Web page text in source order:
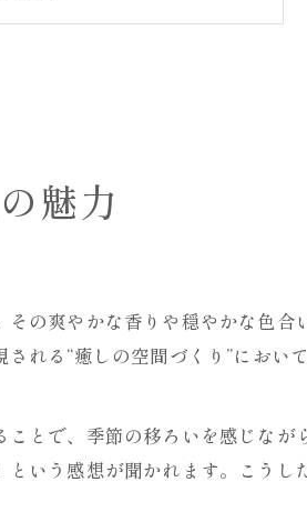
た特養の新しい価値観とは
レモングラスの魅力と特色
モングラスの視点とは何か
ラスの特別感
ラスならではの安心感
が家族に与える満足度
グラスの魅力とその背景
魅力
の爽やかな香りや穏やかな色
れる“癒しの空間づくり”におい
とで、季節の移ろいを感じな
いう感想が聞かれます。こうし